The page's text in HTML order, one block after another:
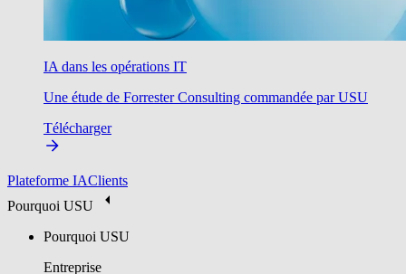
IA dans les opérations IT
Une étude de Forrester Consulting commandée par USU
Télécharger
Plateforme IAClients
Pourquoi USU
Pourquoi USU
Entreprise